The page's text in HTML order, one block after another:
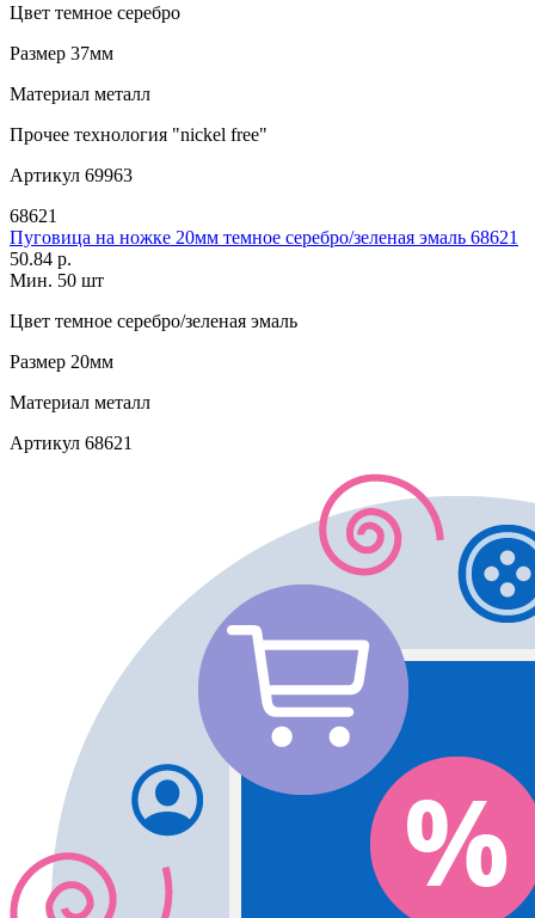
Цвет темное серебро
Размер 37мм
Материал металл
Прочее технология "nickel free"
Артикул 69963
68621
Пуговица на ножке 20мм темное серебро/зеленая эмаль 68621
50.84 р.
Мин. 50 шт
Цвет темное серебро/зеленая эмаль
Размер 20мм
Материал металл
Артикул 68621